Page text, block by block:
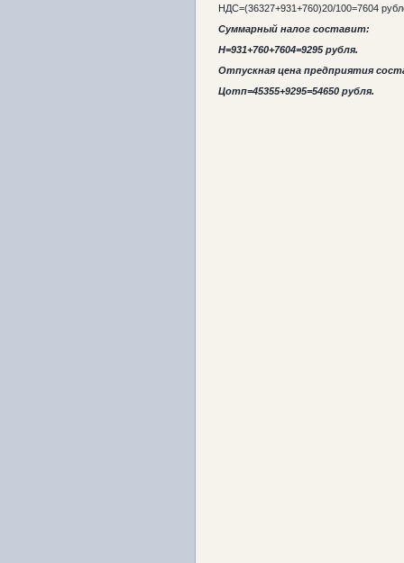
НДС=(36327+931+760)20/100=7604
Суммарный налог составит:
Н=931+760+7604=9295рубля.
Отпускная цена предприятия
Цотп=45355+9295=54650 рубля.